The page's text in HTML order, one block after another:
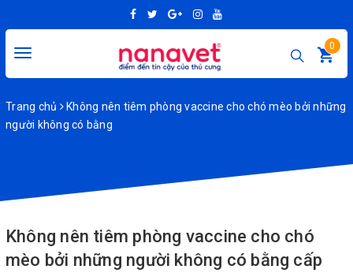
Toggle
0
Trang chủ
Không nên tiêm phòng vaccine cho chó mèo bởi những
người không có bằng
Không nên tiêm phòng vaccine cho chó
mèo bởi những người không có bằng cấp